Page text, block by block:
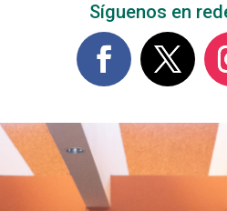
Síguenos en